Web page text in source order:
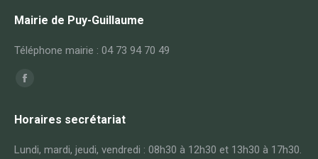
Mairie de Puy-Guillaume
Téléphone mairie : 04 73 94 70 49
Trouvez nous sur :
Horaires secrétariat
Lundi, mardi, jeudi, vendredi : 08h30 à 12h30 et 13h30 à 17h30.